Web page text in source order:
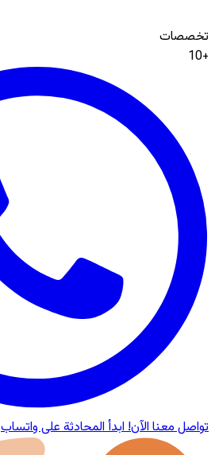
تخصصات
+10
تواصل معنا الآن!ابدأ المحادثة على واتساب